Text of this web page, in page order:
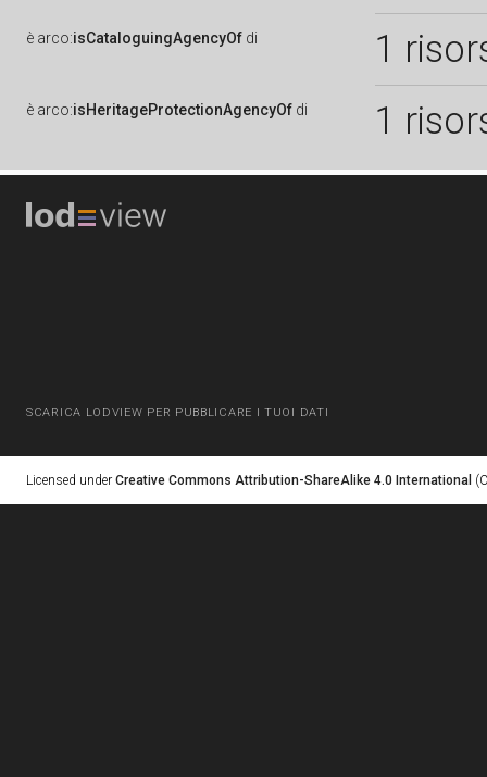
è arco:isCataloguingAgencyOf di 1
è arco:isHeritageProtectionAgencyOf di 1
SCARICA LODVIEW PER PUBBLICARE I TUOI DATI
Licensed under Creative Commons Attribution-ShareAlike 4.0 International